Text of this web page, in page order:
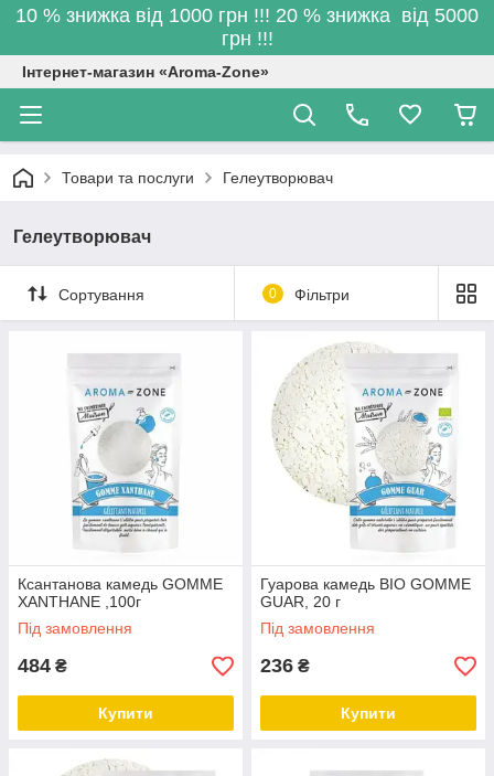
10 % знижка від 1000 грн !!! 20 % знижка від 5000
грн !!!
Інтернет-магазин «Aroma-Zone»
Товари та послуги Гелеутворювач
Гелеутворювач
Сортування 0 Фільтри
Ксантанова камедь GOMME
XANTHANE ,100г
Під замовлення
484 ₴
Купити
Гуарова камедь BIO GOMME
GUAR, 20 г
Під замовлення
236 ₴
Купити